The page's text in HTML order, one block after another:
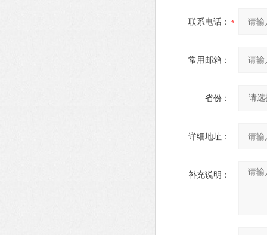
联系电话：
常用邮箱：
省份：
详细地址：
补充说明：